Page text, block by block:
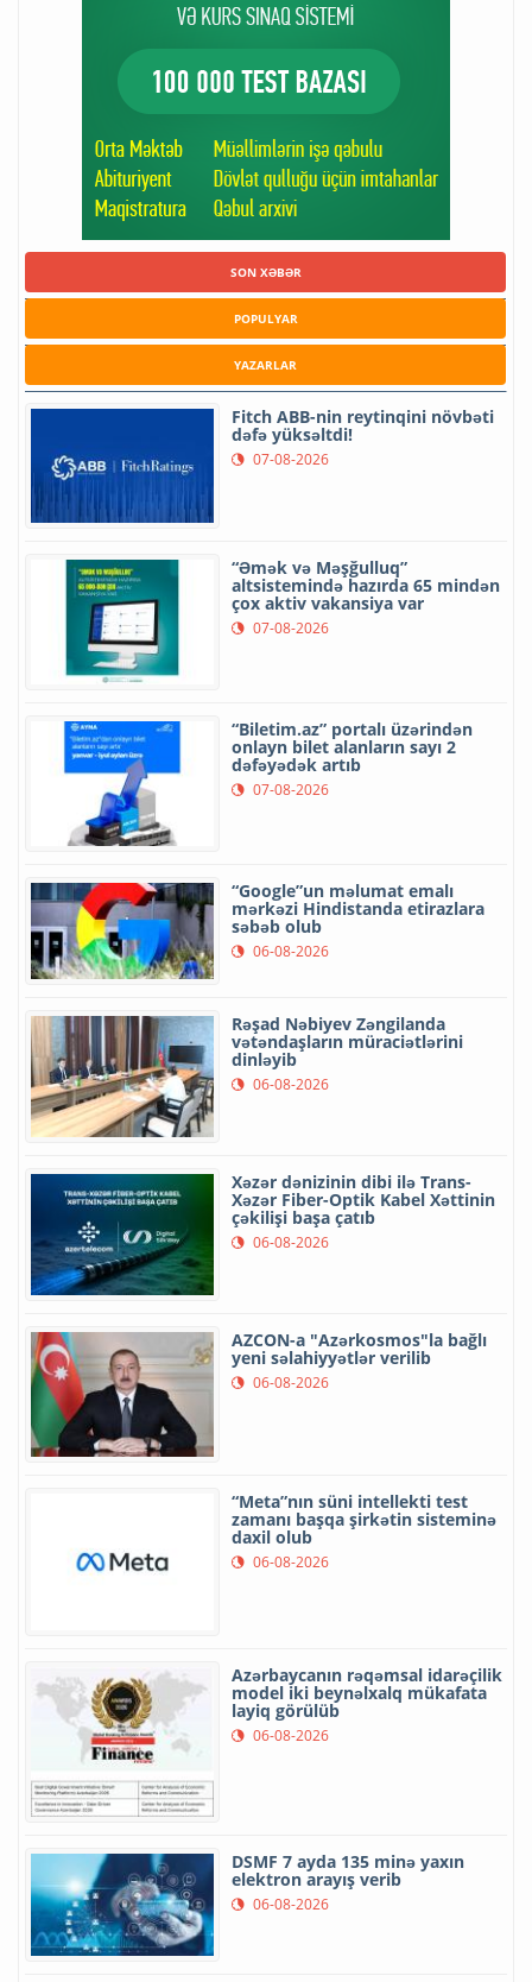
SON XƏBƏR
POPULYAR
YAZARLAR
Fitch ABB-nin reytinqini növbəti
dəfə yüksəltdi!
07-08-2026
“Əmək və Məşğulluq”
altsistemində hazırda 65 mindən
çox aktiv vakansiya var
07-08-2026
“Biletim.az” portalı üzərindən
onlayn bilet alanların sayı 2
dəfəyədək artıb
07-08-2026
“Google”un məlumat emalı
mərkəzi Hindistanda etirazlara
səbəb olub
06-08-2026
Rəşad Nəbiyev Zəngilanda
vətəndaşların müraciətlərini
dinləyib
06-08-2026
Xəzər dənizinin dibi ilə Trans-
Xəzər Fiber-Optik Kabel Xəttinin
çəkilişi başa çatıb
06-08-2026
AZCON-a "Azərkosmos"la bağlı
yeni səlahiyyətlər verilib
06-08-2026
“Meta”nın süni intellekti test
zamanı başqa şirkətin sisteminə
daxil olub
06-08-2026
Azərbaycanın rəqəmsal idarəçilik
model iki beynəlxalq mükafata
layiq görülüb
06-08-2026
DSMF 7 ayda 135 minə yaxın
elektron arayış verib
06-08-2026